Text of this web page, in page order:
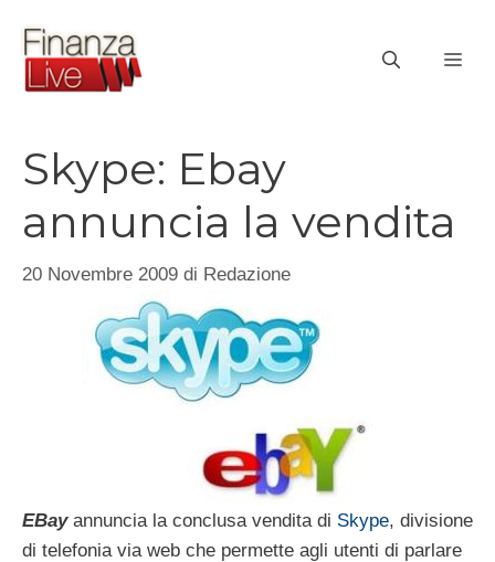
contenuto
Skype: Ebay
annuncia la vendita
20 Novembre 2009 di Redazione
EBayannuncia la conclusa vendita di Skype, divisione
di telefonia via web che permette agli utenti di parlare